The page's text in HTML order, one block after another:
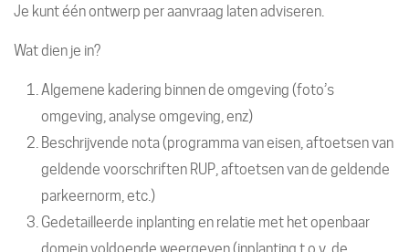
Je kunt één ontwerp per aanvraag laten adviseren.
Wat dien je in?
Algemene kadering binnen de omgeving (foto’s
omgeving, analyse omgeving, enz)
Beschrijvende nota (programma van eisen, aftoetsen van
geldende voorschriften RUP, aftoetsen van de geldende
parkeernorm, etc.)
Gedetailleerde inplanting en relatie met het openbaar
domein voldoende weergeven (inplanting t.o.v. de